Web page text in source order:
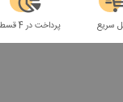
سریع پرداخت در 4 قسط